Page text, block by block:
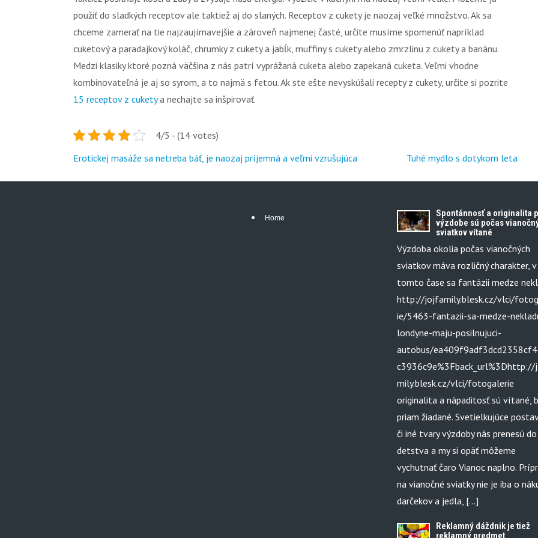
použiť do sladkých receptov ale taktiež aj do slaných. Receptov z cukety je naozaj veľké množstvo. Ak sa
chceme zamerať na tie najzaujímavejšie a zároveň najmenej časté, určite musíme spomenúť napríklad
cuketový a paradajkový koláč, chrumky z cukety a jabĺk, muffiny s cukety alebo zmrzlinu z cukety a banánu.
Medzi klasiky ktoré pozná väčšina z nás patrí vyprážaná cuketa alebo zapekaná cuketa. Veľmi vhodne
kombinovateľná je aj so syrom, a to najmä s fetou. Ak ste ešte nevyskúšali recepty z cukety, určite si pozrite
15 receptov z cuketya nechajte sa inšpirovať.
4/5 - (14 votes)
Post
navigation
Erotickej masáže sa netreba báť, je naozaj príjemná a veľmi vzrušujúca Tuhé mydlo s dotykom leta
Home
Spontánnosť a originalita
výzdobe sú počas
sviatkov vítané
Výzdoba okolia počas vianočných
sviatkov máva rozličný charakter, v
tomto čase sa fantázii medze
http://jojfamily.blesk.cz/vlci/
ie/5463-fantazii-sa-medze-
londyne-maju-posilnujuci-
autobus/
mily.blesk.cz/vlci/fotogalerie
originalita a nápaditosť sú vítané,
priam žiadané. Svetielkujúce
či iné tvary výzdoby nás prenesú do
detstva a my si opäť môžeme
vychutnať čaro Vianoc naplno.
na vianočné sviatky nie je iba o
darčekov a jedla, […]
Reklamný dáždnik je tiež
reklamný predmet